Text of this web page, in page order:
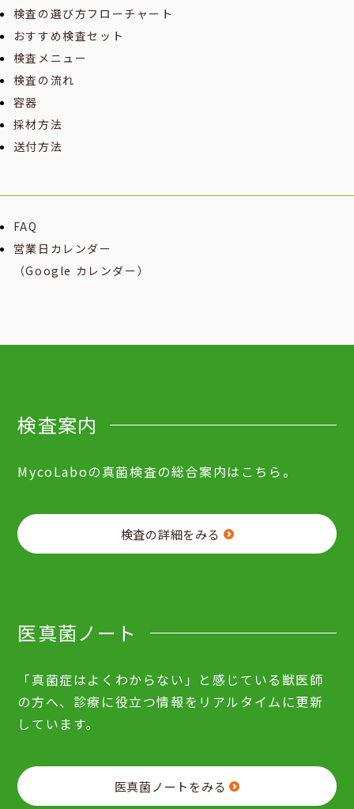
検査の選び方フローチャート
おすすめ検査セット
検査メニュー
検査の流れ
容器
採材方法
送付方法
FAQ
営業日カレンダー
（Google カレンダー）
検査案内
MycoLaboの真菌検査の総合案内はこちら。
検査の詳細をみる
医真菌ノート
「真菌症はよくわからない」と感じている獣医師
の方へ、診療に役立つ情報をリアルタイムに更新
しています。
医真菌ノートをみる